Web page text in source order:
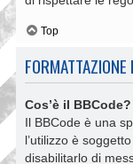
Top
Cos’è il BBCode?
Il BBCode è una
l’utilizzo è
disabilitarlo di